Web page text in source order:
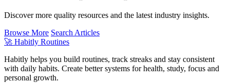
Discover more quality resources and the latest industry insights.
Browse More Search Articles
🚀 Habitly Routines
Habitly helps you build routines, track streaks and stay consistent
with daily habits. Create better systems for health, study, focus and
personal growth.